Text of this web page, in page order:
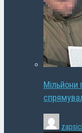
Мільйони